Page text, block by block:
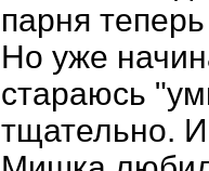
парня
Но уже
стараюсь
тщательно.